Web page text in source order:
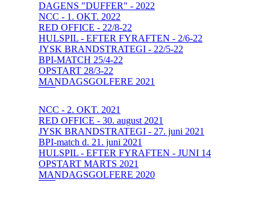
DAGENS "DUFFER" - 2022
NCC - 1. OKT. 2022
RED OFFICE - 22/8-22
HULSPIL - EFTER FYRAFTEN - 2/6-22
JYSK BRANDSTRATEGI - 22/5-22
BPI-MATCH 25/4-22
OPSTART 28/3-22
MANDAGSGOLFERE 2021
NCC - 2. OKT. 2021
RED OFFICE - 30. august 2021
JYSK BRANDSTRATEGI - 27. juni 2021
BPI-match d. 21. juni 2021
HULSPIL - EFTER FYRAFTEN - JUNI 14
OPSTART MARTS 2021
MANDAGSGOLFERE 2020